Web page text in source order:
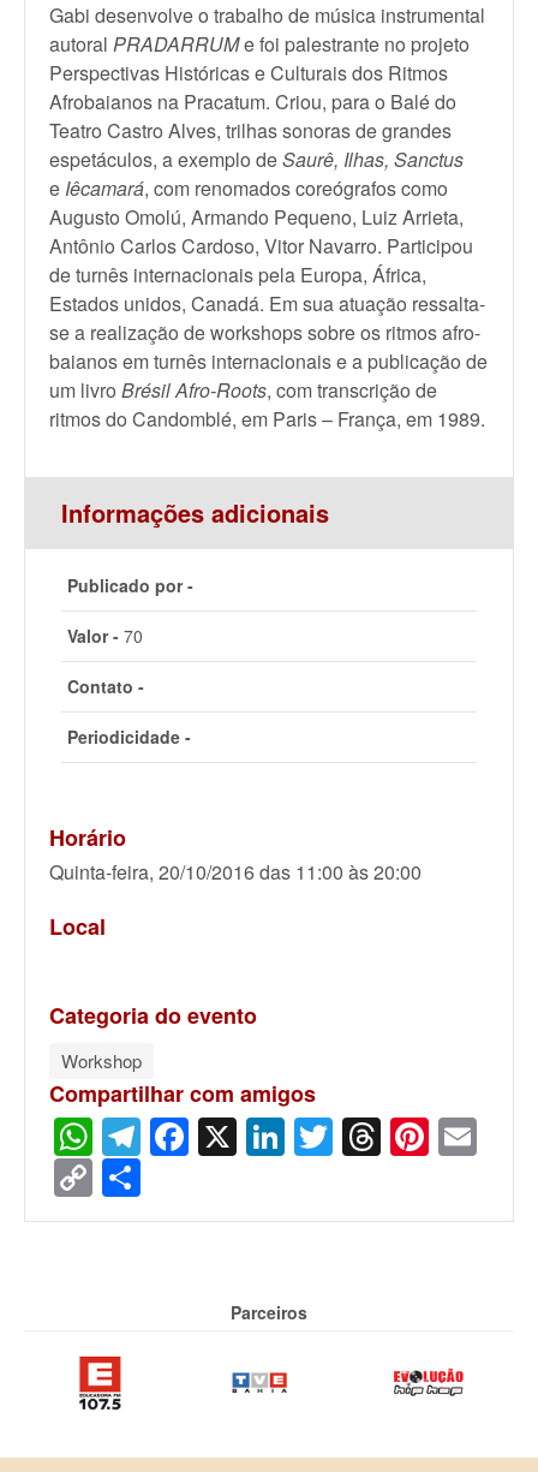
Gabi desenvolve o trabalho de música instrumental
autoral PRADARRUMe foi palestrante no projeto
Perspectivas Históricas e Culturais dos Ritmos
Afrobaianos na Pracatum. Criou, para o Balé do
Teatro Castro Alves, trilhas sonoras de grandes
espetáculos, a exemplo deSaurê, Ilhas, Sanctus
e Iêcamará, com renomados coreógrafos como
Augusto Omolú, Armando Pequeno, Luiz Arrieta,
Antônio Carlos Cardoso, Vitor Navarro. Participou
de turnês internacionais pela Europa, África,
Estados unidos, Canadá. Em sua atuação ressalta-
se a realização de workshops sobre os ritmos afro-
baianos em turnês internacionais e a publicação de
um livro Brésil Afro-Roots, com transcrição de
ritmos do Candomblé, em Paris – França, em 1989.
Informações adicionais
Publicado por -
Valor - 70
Contato -
Periodicidade -
Horário
Quinta-feira, 20/10/2016 das 11:00 às 20:00
Local
Categoria do evento
Workshop
Compartilhar com amigos
WhatsApp
Telegram
Facebook
X LinkedIn
Twitter
Threads
Copy
Link
Parceiros